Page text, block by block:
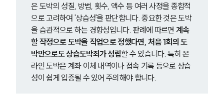
은 도박의 성질, 방법, 횟수, 액수 등 여러 사정을 종합적
으로 고려하여 '상습성'을 판단합니다. 중요한 것은 도박
을 습관적으로 하는 경향성입니다. 판례에 따르면 계속
할 작정으로 도박을 직업으로 정했다면, 처음 1회의 도
박만으로도 상습도박죄가 성립할 수 있습니다. 특히 온
라인 도박은 계좌 이체 내역이나 접속 기록 등으로 상습
성이 쉽게 입증될 수 있어 주의해야 합니다.